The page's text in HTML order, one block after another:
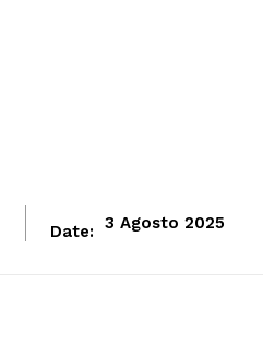
Date: 3 Agosto 2025